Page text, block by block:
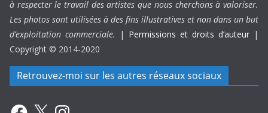
à respecter le travail des artistes que nous cherchons à valoriser.
Les photos sont utilisées à des fins illustratives et non dans un but
d’exploitation commerciale.
| Permissions et droits d’auteur |
Copyright © 2014-2020
Retrouvez-moi sur les autres réseaux sociaux
Facebook
X Instagram